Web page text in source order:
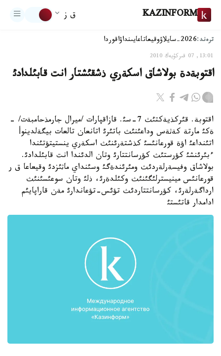
KAZINFORM ق ز
ترەند:2026-سايلاۋ وقيعاتاعايىنداۋاقوردا
13:01, 07 قىركۇيەك 2010
اقتوبةدة بولاشاق اسكةري ذشقئشتار انت قابئلدادئ
اقتوبة. قئركذيةكتئث 7-سئ. قازاقپارات /ميرال جارمذحامبةت/ -
ةكئ مارتة كةثةس وداعئنئث باتئرئ اتانعان تالعات بيگةلدينوأ
اتئنداعئ اؤة قورعانئسئ كذشتةرئنئث اسكةري ينستيتؤتئندا
ءبئرئنشئ كؤرستئث كؤرسانتتارئ وتان الدئندا انت قابئلدادئ.
بولاشاق وفيسةرلةردئث ومئرئندةگئ وسئنداي ماثئزدئ وقيعاعا ق ر
قورعانئس مينيسترلئگئنئث وكئلدةرئ، ذلئ وتان سوعئسئنئث
ارداگةرلةرئ، كؤرسانتتاردئث تؤئس-تؤعاندارئ مةن قاراپايئم
ادامدار قاتئستئ